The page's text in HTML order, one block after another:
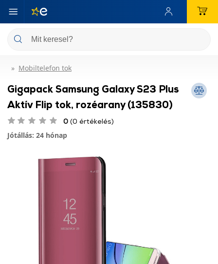
Mobiltelefon tok
Gigapack Samsung Galaxy S23 Plus
Aktív Flip tok, rozéarany (135830)
0 (0 értékelés)
Jótállás: 24 hónap